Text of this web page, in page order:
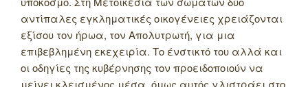
αντίπαλες εγκληματικές οικογένειες χρειάζονται
εξίσου τον ήρωα, τον Απολυτρωτή, για μια
επιβεβλημένη εκεχειρία. Το ένστικτό του αλλά και
οι οδηγίες της κυβέρνησης τον προειδοποιούν να
μείνει κλεισμένος μέσα, όμως αυτός γλιστράει στο